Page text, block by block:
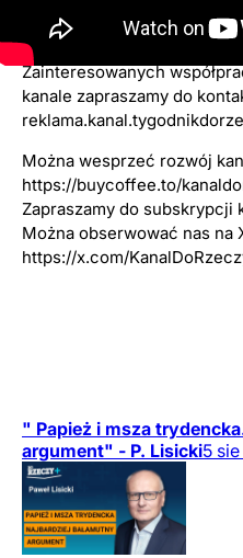
czerwca 18:00
Zainteresowanych
kanale zapraszamy do
Można wesprzeć rozwój
https://buycoffee.to/
Zapraszamy do subskrypcji
Można obserwować nas na
https://x.com/
" Papież i msza
argument" - P. Lisicki5 sie